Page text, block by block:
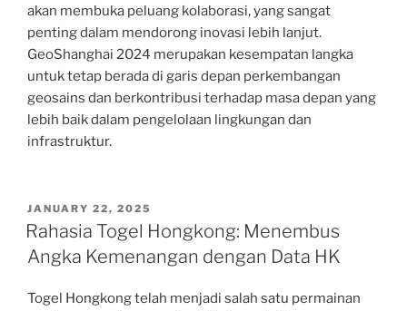
akan membuka peluang kolaborasi, yang sangat
penting dalam mendorong inovasi lebih lanjut.
GeoShanghai 2024 merupakan kesempatan langka
untuk tetap berada di garis depan perkembangan
geosains dan berkontribusi terhadap masa depan yang
lebih baik dalam pengelolaan lingkungan dan
infrastruktur.
POSTED
ON
JANUARY 22, 2025
Rahasia Togel Hongkong: Menembus
Angka Kemenangan dengan Data HK
Togel Hongkong telah menjadi salah satu permainan